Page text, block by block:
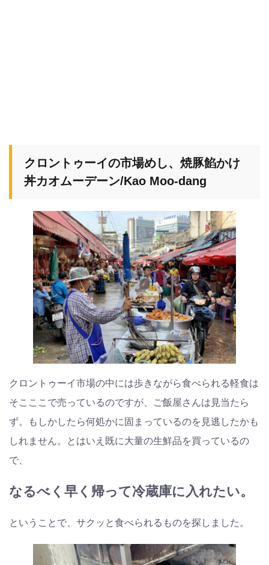
クロントゥーイの市場めし、焼豚餡かけ
丼カオムーデーン/Kao Moo-dang
クロントゥーイ市場の中には歩きながら食べられる軽食は
そこここで売っているのですが、ご飯屋さんは見当たら
ず。もしかしたら何処かに固まっているのを見逃したかも
しれません。とはいえ既に大量の生鮮品を買っているの
で、
なるべく早く帰って冷蔵庫に入れたい。
ということで、サクッと食べられるものを探しました。